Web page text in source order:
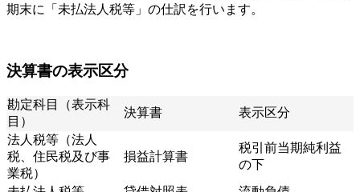
期末に「未払法人税等」の仕訳を行います。
決算書の表示区分
勘定科目（表示科
目）
決算書
表示区分
法人税等（法人
税、住民税及び事
業税）
損益計算書
税引前当期純利益
の下